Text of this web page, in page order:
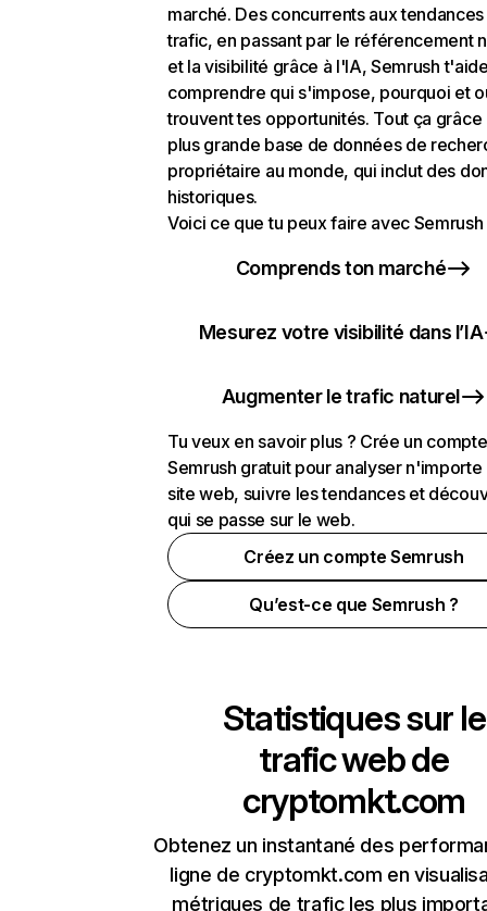
marché. Des concurrents aux
trafic, en passant par le référencement
et la visibilité grâce à l'IA, Semrush
comprendre qui s'impose, pourquoi et
trouvent tes opportunités. Tout ça grâce
plus grande base de données de
propriétaire au monde, qui inclut des
historiques.
Voici ce que tu peux faire avec Semrush
Comprends ton marché
Mesurez votre visibilité dans l’IA
Augmenter le trafic naturel
Tu veux en savoir plus ? Crée un compte
Semrush gratuit pour analyser n'importe
site web, suivre les tendances et
qui se passe sur le web.
Créez un compte Semrush
Qu’est-ce que Semrush ?
Statistiques sur le
trafic web de
cryptomkt.com
Obtenez un instantané des
ligne de cryptomkt.com en
métriques de trafic les plus